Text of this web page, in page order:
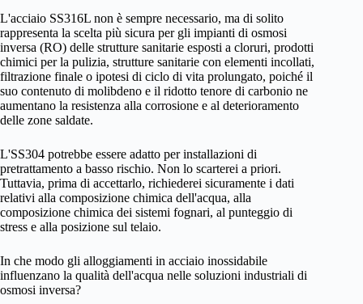
L'acciaio SS316L non è sempre necessario, ma di solito
rappresenta la scelta più sicura per gli impianti di osmosi
inversa (RO) delle strutture sanitarie esposti a cloruri, prodotti
chimici per la pulizia, strutture sanitarie con elementi incollati,
filtrazione finale o ipotesi di ciclo di vita prolungato, poiché il
suo contenuto di molibdeno e il ridotto tenore di carbonio ne
aumentano la resistenza alla corrosione e al deterioramento
delle zone saldate.
L'SS304 potrebbe essere adatto per installazioni di
pretrattamento a basso rischio. Non lo scarterei a priori.
Tuttavia, prima di accettarlo, richiederei sicuramente i dati
relativi alla composizione chimica dell'acqua, alla
composizione chimica dei sistemi fognari, al punteggio di
stress e alla posizione sul telaio.
In che modo gli alloggiamenti in acciaio inossidabile
influenzano la qualità dell'acqua nelle soluzioni industriali di
osmosi inversa?